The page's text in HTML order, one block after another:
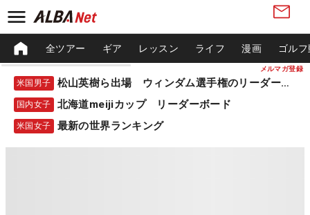
メルマガ登録
全ツアー ギア レッスン ライフ 漫画 ゴル
米国男子 松山英樹ら出場 ウィンダム選手権のリーダーボード
国内女子 北海道meijiカップ リーダーボード
米国女子 最新の世界ランキング